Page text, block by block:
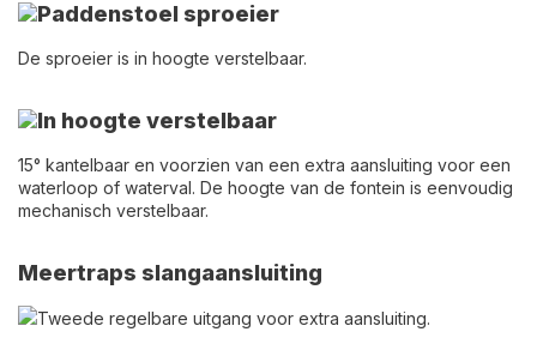
Paddenstoel sproeier
De sproeier is in hoogte verstelbaar.
In hoogte verstelbaar
15° kantelbaar en voorzien van een extra aansluiting voor een
waterloop of waterval. De hoogte van de fontein is eenvoudig
mechanisch verstelbaar.
Meertraps slangaansluiting
Tweede regelbare uitgang voor extra aansluiting.